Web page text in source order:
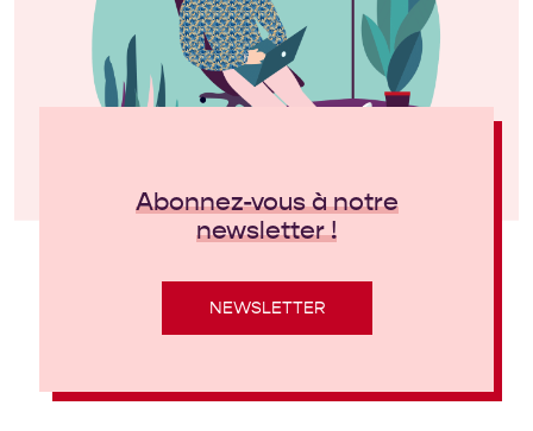
Abonnez-vous à notre
newsletter !
NEWSLETTER